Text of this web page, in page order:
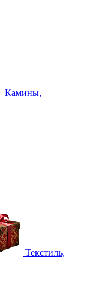
Камины,
Текстиль,